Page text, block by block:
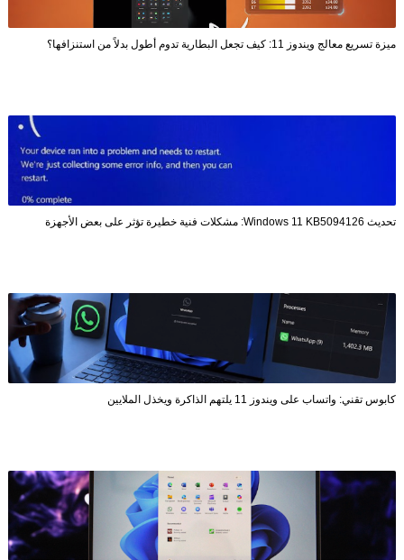
ميزة تسريع معالج ويندوز 11: كيف تجعل البطارية تدوم أطول بدلاً من استنزافها؟
تحديث Windows 11 KB5094126: مشكلات فنية خطيرة تؤثر على بعض الأجهزة
كابوس تقني: واتساب على ويندوز 11 يلتهم الذاكرة ويخذل الملايين